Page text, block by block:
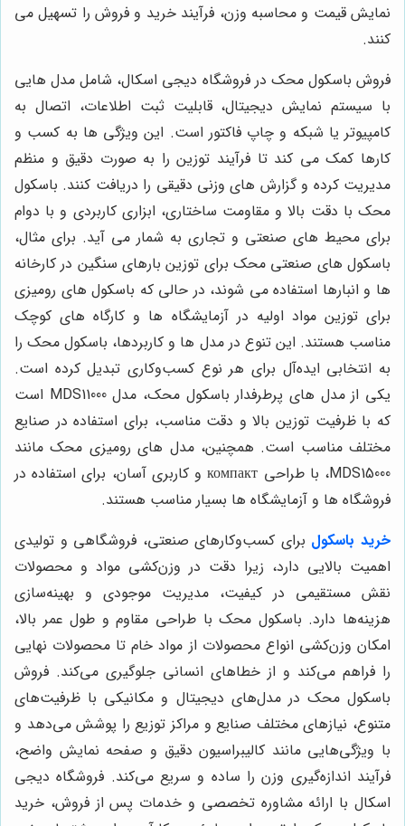
نمایش قیمت و محاسبه وزن، فرآیند خرید و فروش را تسهیل می
کنند.
فروش باسکول محک در فروشگاه دیجی اسکال، شامل مدل هایی
با سیستم نمایش دیجیتال، قابلیت ثبت اطلاعات، اتصال به
کامپیوتر یا شبکه و چاپ فاکتور است. این ویژگی ها به کسب و
کارها کمک می کند تا فرآیند توزین را به صورت دقیق و منظم
مدیریت کرده و گزارش های وزنی دقیقی را دریافت کنند. باسکول
محک با دقت بالا و مقاومت ساختاری، ابزاری کاربردی و با دوام
برای محیط های صنعتی و تجاری به شمار می آید. برای مثال،
باسکول های صنعتی محک برای توزین بارهای سنگین در کارخانه
ها و انبارها استفاده می شوند، در حالی که باسکول های رومیزی
برای توزین مواد اولیه در آزمایشگاه ها و کارگاه های کوچک
مناسب هستند. این تنوع در مدل ها و کاربردها، باسکول محک را
به انتخابی ایده‌آل برای هر نوع کسب‌وکاری تبدیل کرده است.
یکی از مدل های پرطرفدار باسکول محک، مدل MDS11000 است
که با ظرفیت توزین بالا و دقت مناسب، برای استفاده در صنایع
مختلف مناسب است. همچنین، مدل های رومیزی محک مانند
MDS15000، با طراحی компакт و کاربری آسان، برای استفاده در
فروشگاه ها و آزمایشگاه ها بسیار مناسب هستند.
خرید باسکول برای کسب‌وکارهای صنعتی، فروشگاهی و تولیدی
اهمیت بالایی دارد، زیرا دقت در وزن‌کشی مواد و محصولات
نقش مستقیمی در کیفیت، مدیریت موجودی و بهینه‌سازی
هزینه‌ها دارد. باسکول محک با طراحی مقاوم و طول عمر بالا،
امکان وزن‌کشی انواع محصولات از مواد خام تا محصولات نهایی
را فراهم می‌کند و از خطاهای انسانی جلوگیری می‌کند. فروش
باسکول محک در مدل‌های دیجیتال و مکانیکی با ظرفیت‌های
متنوع، نیازهای مختلف صنایع و مراکز توزیع را پوشش می‌دهد و
با ویژگی‌هایی مانند کالیبراسیون دقیق و صفحه نمایش واضح،
فرآیند اندازه‌گیری وزن را ساده و سریع می‌کند. فروشگاه دیجی
اسکال با ارائه مشاوره تخصصی و خدمات پس از فروش، خرید